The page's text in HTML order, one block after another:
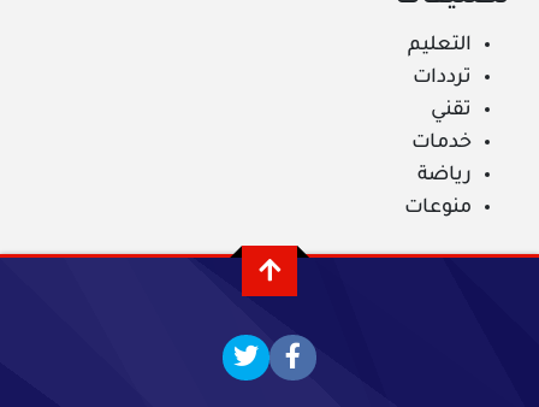
التعليم
ترددات
تقني
خدمات
رياضة
منوعات